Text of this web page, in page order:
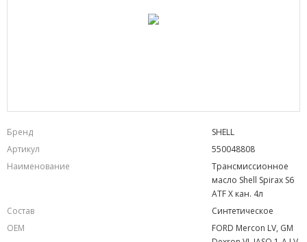
Бренд
SHELL
Артикул
550048808
Наименование
Трансмиссионное
масло Shell Spirax S6
ATF X кан. 4л
Состав
Синтетическое
OEM
FORD Mercon LV, GM